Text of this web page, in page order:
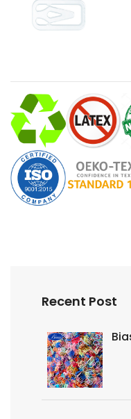
Recent Post